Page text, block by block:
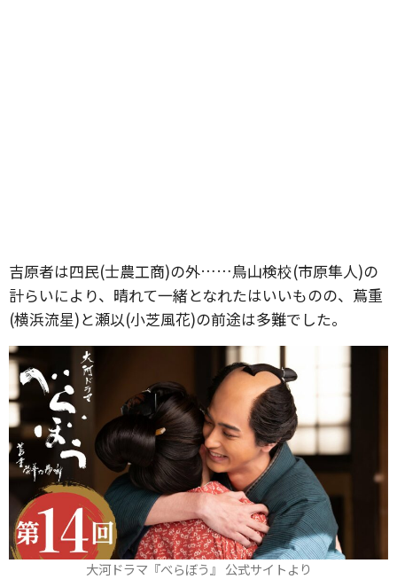
吉原者は四民(士農工商)の外……鳥山検校(市原隼人)の
計らいにより、晴れて一緒となれたはいいものの、蔦重
(横浜流星)と瀬以(小芝風花)の前途は多難でした。
大河ドラマ『べらぼう』 公式サイトより